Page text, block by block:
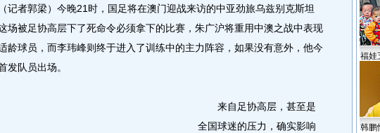
者郭梁）今晚21时，国足将在澳门迎战来访的中亚劲旅乌兹别克斯坦
场被足协高层下了死命令必须拿下的比赛，朱广沪将重用中澳之战中表现
龄球员，而李玮峰则终于进入了训练中的主力阵容，如果没有意外，他今
发队员出场。
来自足协高层，甚至是
全国球迷的压力，确实影响
福娃
韩鹏